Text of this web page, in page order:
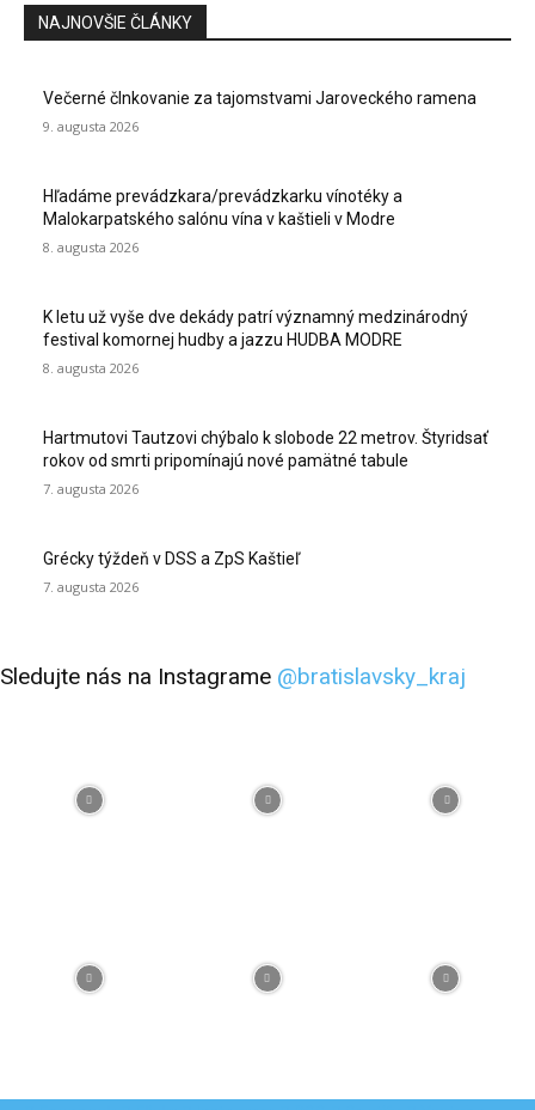
NAJNOVŠIE ČLÁNKY
Večerné člnkovanie za tajomstvami Jaroveckého ramena
9. augusta 2026
Hľadáme prevádzkara/prevádzkarku vínotéky a
Malokarpatského salónu vína v kaštieli v Modre
8. augusta 2026
K letu už vyše dve dekády patrí významný medzinárodný
festival komornej hudby a jazzu HUDBA MODRE
8. augusta 2026
Hartmutovi Tautzovi chýbalo k slobode 22 metrov. Štyridsať
rokov od smrti pripomínajú nové pamätné tabule
7. augusta 2026
Grécky týždeň v DSS a ZpS Kaštieľ
7. augusta 2026
Sledujte nás na Instagrame @bratislavsky_kraj